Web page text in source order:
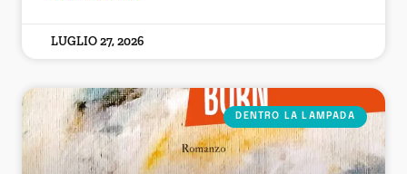
LUGLIO 27, 2026
DENTRO LA LAMPADA